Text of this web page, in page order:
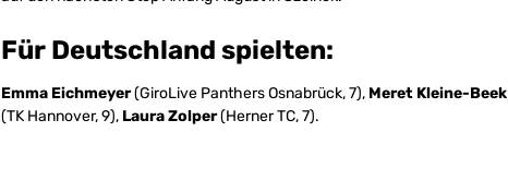
Für Deutschland spielten:
Emma Eichmeyer(GiroLive Panthers Osnabrück, 7), Meret Kleine-Beek
(TK Hannover, 9), Laura Zolper(Herner TC, 7).